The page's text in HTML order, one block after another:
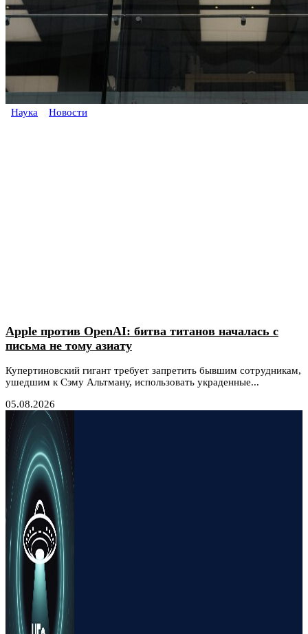
Наука Новости
Apple против OpenAI: битва титанов началась с
письма не тому азиату
Купертиновский гигант требует запретить бывшим сотрудникам,
ушедшим к Сэму Альтману, использовать украденные...
05.08.2026